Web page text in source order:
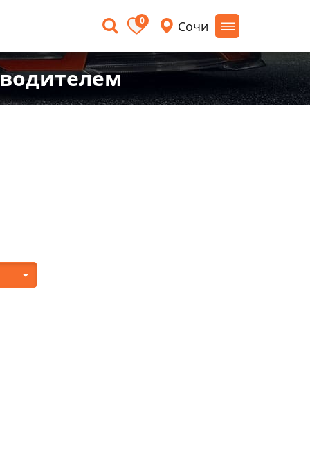
0 Сочи